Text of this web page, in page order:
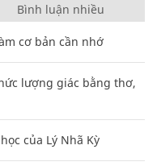
Bình luận nhiều
cơ bản cần nhớ
lượng giác bằng thơ,
của Lý Nhã Kỳ